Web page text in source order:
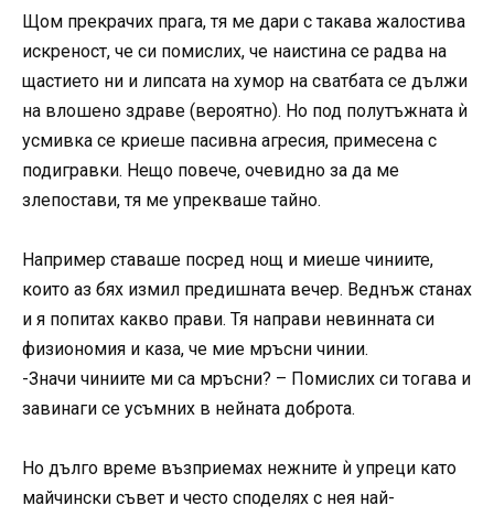
Щом прекрачих прага, тя ме дари с такава жалостива
искреност, че си помислих, че наистина се радва на
щастието ни и липсата на хумор на сватбата се дължи
на влошено здраве (вероятно). Но под полутъжната ѝ
усмивка се криеше пасивна агресия, примесена с
подигравки. Нещо повече, очевидно за да ме
злепостави, тя ме упрекваше тайно.
Например ставаше посред нощ и миеше чиниите,
които аз бях измил предишната вечер. Веднъж станах
и я попитах какво прави. Тя направи невинната си
физиономия и каза, че мие мръсни чинии.
-Значи чиниите ми са мръсни? – Помислих си тогава и
завинаги се усъмних в нейната доброта.
Но дълго време възприемах нежните ѝ упреци като
майчински съвет и често споделях с нея най-